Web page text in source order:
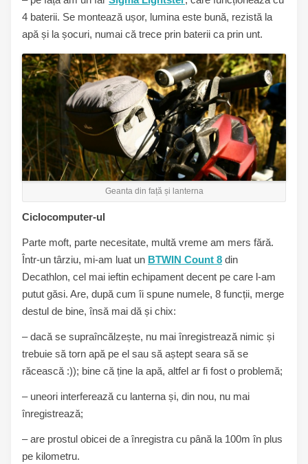
4 baterii. Se montează ușor, lumina este bună, rezistă la
apă și la șocuri, numai că trece prin baterii ca prin unt.
Geanta din față și lanterna
Ciclocomputer-ul
Parte moft, parte necesitate, multă vreme am mers fără.
Într-un târziu, mi-am luat un BTWIN Count 8 din
Decathlon, cel mai ieftin echipament decent pe care l-am
putut găsi. Are, după cum îi spune numele, 8 funcții, merge
destul de bine, însă mai dă și chix:
– dacă se supraîncălzește, nu mai înregistrează nimic și
trebuie să torn apă pe el sau să aștept seara să se
răcească :)); bine că ține la apă, altfel ar fi fost o problemă;
– uneori interferează cu lanterna și, din nou, nu mai
înregistrează;
– are prostul obicei de a înregistra cu până la 100m în plus
pe kilometru.